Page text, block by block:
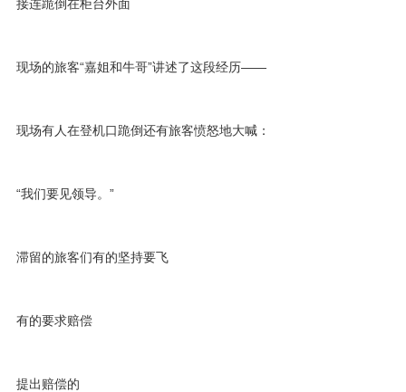
接连跪倒在柜台外面
现场的旅客“嘉姐和牛哥”讲述了这段经历——
现场有人在登机口跪倒还有旅客愤怒地大喊：
“我们要见领导。”
滞留的旅客们有的坚持要飞
有的要求赔偿
提出赔偿的